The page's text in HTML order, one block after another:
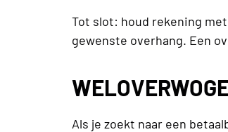
Tot slot: houd rekening
gewenste overhang. Een
Als je zoekt naar een